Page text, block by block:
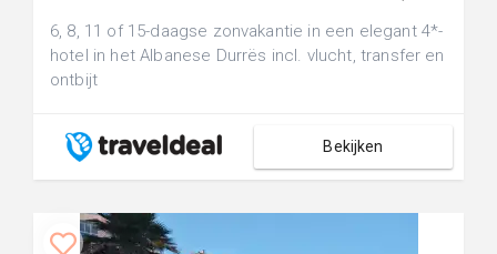
6, 8, 11 of 15-daagse zonvakantie in een elegant 4*-
hotel in het Albanese Durrës incl. vlucht, transfer en
ontbijt
Bekijken